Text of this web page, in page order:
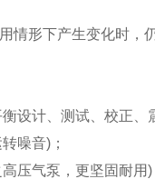
情形下产生变化时，
设计、测试、校正、
噪音)；
压气泵，更坚固耐用)